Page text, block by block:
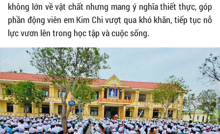
không lớn về vật chất nhưng mang ý nghĩa thiết thực, góp
phần động viên em Kim Chi vượt qua khó khăn, tiếp tục nỗ
lực vươn lên trong học tập và cuộc sống.